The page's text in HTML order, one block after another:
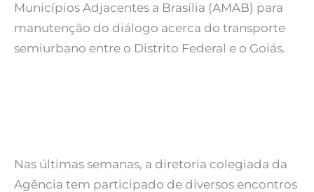
Municípios Adjacentes a Brasília (AMAB) para
manutenção do diálogo acerca do transporte
semiurbano entre o Distrito Federal e o Goiás.
Nas últimas semanas, a diretoria colegiada da
Agência tem participado de diversos encontros